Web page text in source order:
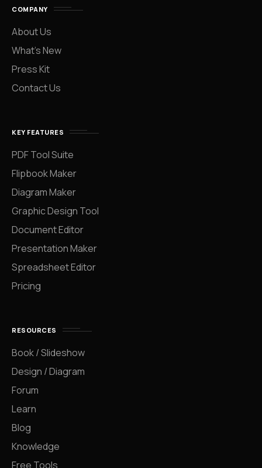
COMPANY
About Us
What’s New
Press Kit
Contact Us
KEY FEATURES
PDF Tool Suite
Flipbook Maker
Diagram Maker
Graphic Design Tool
Document Editor
Presentation Maker
Spreadsheet Editor
Pricing
RESOURCES
Book / Slideshow
Design / Diagram
Forum
Learn
Blog
Knowledge
Free Tools